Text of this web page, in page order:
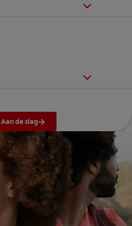
Aan de slag